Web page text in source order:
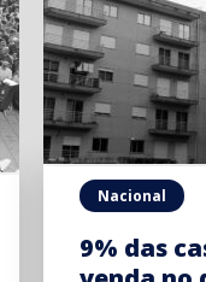
Nacional
9% das